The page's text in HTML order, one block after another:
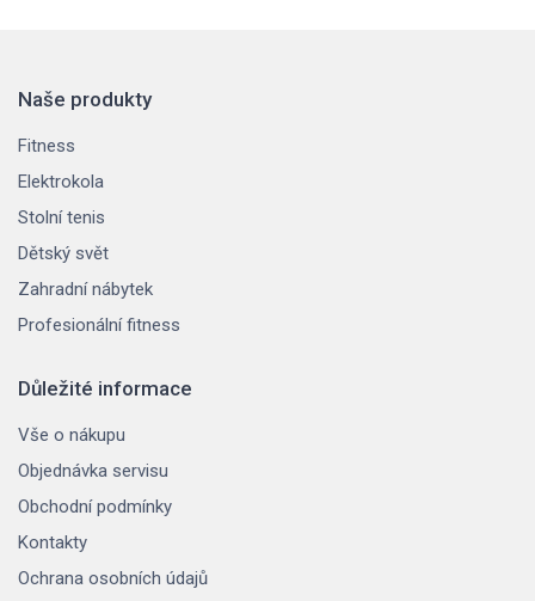
Naše produkty
Fitness
Elektrokola
Stolní tenis
Dětský svět
Zahradní nábytek
Profesionální fitness
Důležité informace
Vše o nákupu
Objednávka servisu
Obchodní podmínky
Kontakty
Ochrana osobních údajů